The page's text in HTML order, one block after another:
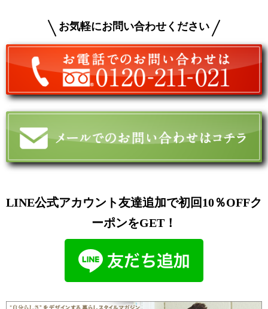
お気軽にお問い合わせください
LINE公式アカウント友達追加で初回10％OFFク
ーポンをGET！